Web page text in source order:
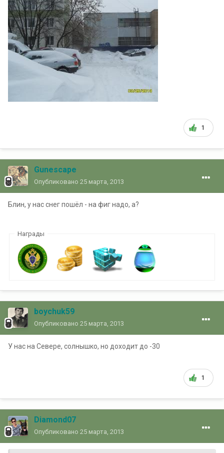
1
Gunescape
Опубликовано 25 марта, 2013
Блин, у нас снег пошёл - на фиг надо, а?
Награды
boychuk59
Опубликовано 25 марта, 2013
У нас на Севере, солнышко, но доходит до -30
1
Diamond07
Опубликовано 25 марта, 2013